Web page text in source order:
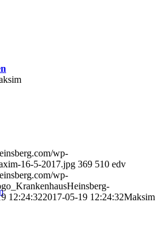
wp-
16-5-2017.jpg 369 510 edv
wp-
12:24:322017-05-19 12:24:32Maksim